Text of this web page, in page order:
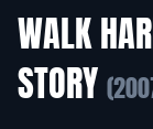
WALK
STORY